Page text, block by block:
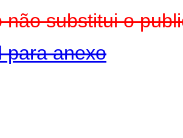
não substitui o
para anexo